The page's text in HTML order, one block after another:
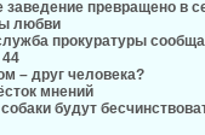
заведение превращено в
любви
прокуратуры
– друг человека?
мнений
будут